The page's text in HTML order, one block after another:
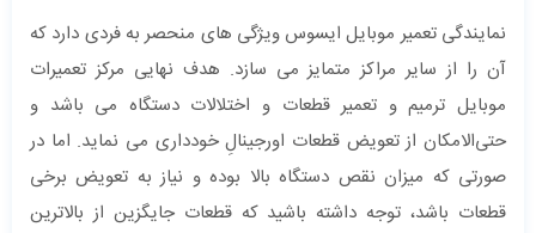
نمایندگی تعمیر موبایل ایسوس ویژگی های منحصر به فردی دارد که
آن را از سایر مراکز متمایز می سازد. هدف نهایی مرکز تعمیرات
موبایل ترمیم و تعمیر قطعات و اختلالات دستگاه می باشد و
حتی‌الامکان از تعویض قطعات اورجینالِ خودداری می نماید. اما در
صورتی که میزان نقص دستگاه بالا بوده و نیاز به تعویض برخی
قطعات باشد، توجه داشته باشید که قطعات جایگزین از بالاترین